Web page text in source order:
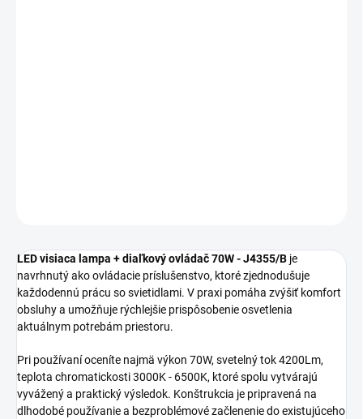
LED visiaca lampa + diaľkový ovládač 70W - J4355/B je
navrhnutý ako ovládacie príslušenstvo, ktoré zjednodušuje
každodennú prácu so svietidlami. V praxi pomáha zvýšiť komfort
obsluhy a umožňuje rýchlejšie prispôsobenie osvetlenia
aktuálnym potrebám priestoru.
Pri používaní oceníte najmä výkon 70W, svetelný tok 4200Lm,
teplota chromatickosti 3000K - 6500K, ktoré spolu vytvárajú
vyvážený a praktický výsledok. Konštrukcia je pripravená na
dlhodobé používanie a bezproblémové začlenenie do existujúceho